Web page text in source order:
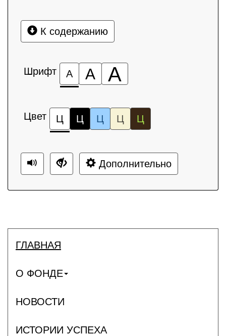
К содержанию
Шрифт А А А
Цвет Ц Ц Ц Ц Ц
Дополнительно
ГЛАВНАЯ
О ФОНДЕ
НОВОСТИ
ИСТОРИИ УСПЕХА